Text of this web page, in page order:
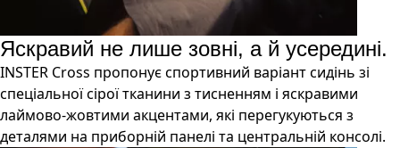
Яскравий не лише зовні, а й усередині.
INSTER Cross пропонує спортивний варіант сидінь зі
спеціальної сірої тканини з тисненням і яскравими
лаймово-жовтими акцентами, які перегукуються з
деталями на приборній панелі та центральній консолі.